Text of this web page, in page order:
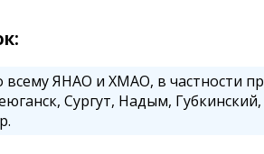
ЯНАО и ХМАО, в частности
Сургут, Надым,